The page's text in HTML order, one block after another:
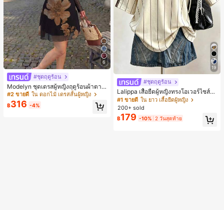
6
#ชุดฤดูร้อน
Modelyn ชุดเดรสผู้หญิงฤดูร้อนผ้าตาข่
ายพิมพ์ลาย คอไม่สมมาตร จับจีบ หรูหร
า เซ็กซี่
#2 ขายดี ใน ดอกไม้ เดรสสั้นผู้หญิง
฿316 -4%
19
#ชุดฤดูร้อน
Lalippa เสื้อยืดผู้หญิงทรงโอเวอร์ไซส์ค
วามยาวกลาง คอกลม ไหล่ตก ลายพิมพ์
ตัวอักษรและลายทางแนวตั้ง สไตล์แฟชั่
นมินิมอล ของขวัญให้เพื่อน
#1 ขายดี ใน ยาว เสื้อยืดผู้หญิง
200+ sold
฿179 -10% 2 วันสุดท้าย